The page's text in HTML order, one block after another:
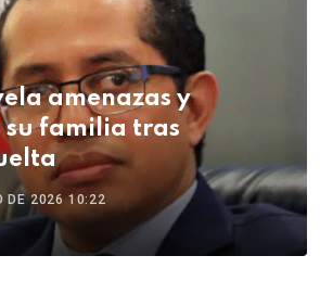
amenazas y
familia tras
DE 2026 10:22